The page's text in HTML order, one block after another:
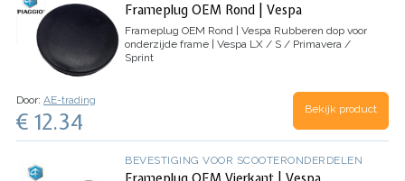
Frameplug OEM Rond | Vespa
Frameplug OEM Rond | Vespa Rubberen dop voor
onderzijde frame | Vespa LX / S / Primavera /
Sprint
Door: AE-trading
€ 12.34 Bekijk product
BEVESTIGING VOOR SCOOTERONDERDELEN